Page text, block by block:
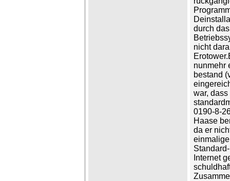
durch
nicht
nunmehr
bestand
war,
0190-8-
Haase
da er
Internet